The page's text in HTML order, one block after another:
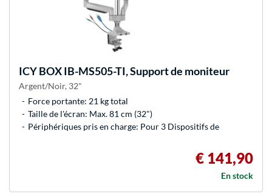
ICY BOXIB-MS505-TI, Support de moniteur
Argent/Noir, 32"
Force portante: 21 kg total
Taille de l'écran: Max. 81 cm (32")
Périphériques pris en charge: Pour 3 Dispositifs de
€ 141,90
En stock